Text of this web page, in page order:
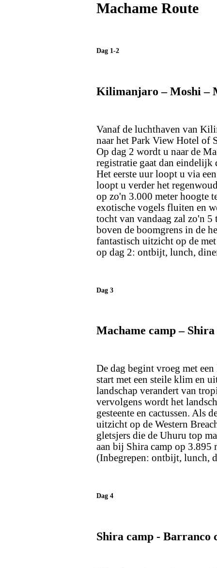
Machame Route
Dag 1-2
Kilimanjaro – Moshi –
Vanaf de luchthaven van
naar het Park View Hotel of
Op dag 2 wordt u naar de
registratie gaat dan
Het eerste uur loopt u via
loopt u verder het
op zo'n 3.000 meter hoogte
exotische vogels fluiten en
tocht van vandaag zal zo'n
boven de boomgrens in de
fantastisch uitzicht op de
op dag 2: ontbijt, lunch,
Dag 3
Machame camp – Shira
De dag begint vroeg met
start met een steile klim en
landschap verandert van
vervolgens wordt het
gesteente en cactussen. Als
uitzicht op de Western
gletsjers die de Uhuru top
aan bij Shira camp op 3.895
(Inbegrepen: ontbijt, lunch,
Dag 4
Shira camp - Barranco